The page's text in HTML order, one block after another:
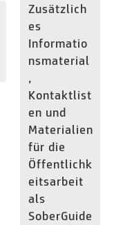
Zusätzlich
es
Informatio
nsmaterial
,
Kontaktlist
en und
Materialien
für die
Öffentlichk
eitsarbeit
als
SoberGuide